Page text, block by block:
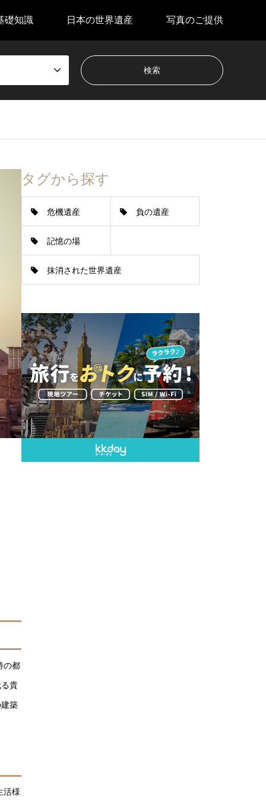
礎知識 日本の世界遺産 写真のご提供
の都
貴
築
活様
タグから探す
危機遺産 負の遺産
記憶の場
抹消された世界遺産